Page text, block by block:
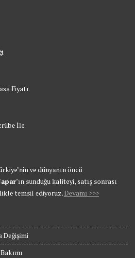
Fiyatı
İle
ve dünyanın öncü
’ın sunduğu kaliteyi, satış sonrası
temsil ediyoruz.Devamı >>>
Değişimi